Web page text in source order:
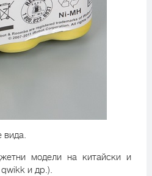
вида.
модели на китайски и
и др.).